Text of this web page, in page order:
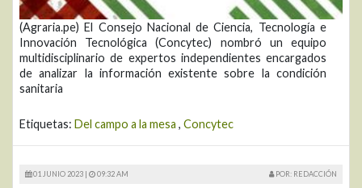
(Agraria.pe) El Consejo Nacional de Ciencia, Tecnología e
Innovación Tecnológica (Concytec) nombró un equipo
multidisciplinario de expertos independientes encargados
de analizar la información existente sobre la condición
sanitaria
Etiquetas: Del campo a la mesa , Concytec
01 JUNIO 2023 | 09:32 AM POR: REDACCIÓN